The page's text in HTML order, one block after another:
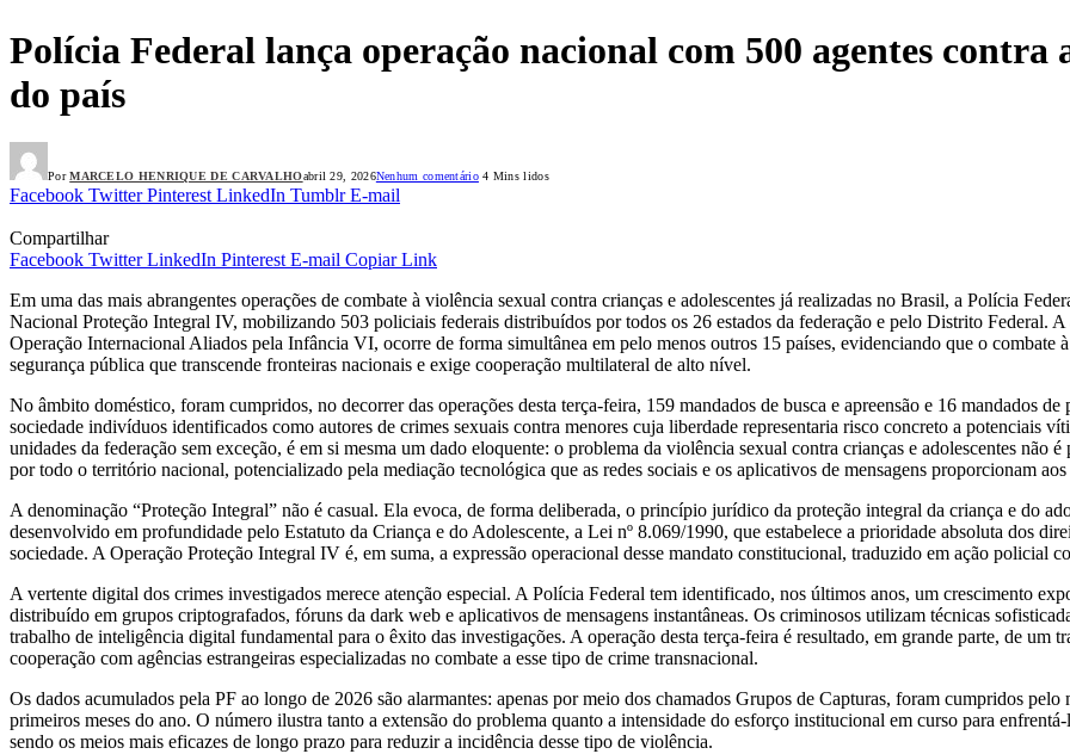
Polícia Federal lança operação nacional com 500 agentes contra
do país
Por MARCELO HENRIQUE DE CARVALHOabril 29, 2026Nenhum comentário4 Mins lidos
Facebook Twitter Pinterest LinkedIn Tumblr E-mail
Compartilhar
Facebook Twitter LinkedIn Pinterest E-mail Copiar Link
Em uma das mais abrangentes operações de combate à violência sexual contra crianças e adolescentes já realizadas no Brasil, a Polícia
Nacional Proteção Integral IV, mobilizando 503 policiais federais distribuídos por todos os 26 estados da federação e pelo Distrito Federal.
Operação Internacional Aliados pela Infância VI, ocorre de forma simultânea em pelo menos outros 15 países, evidenciando que o combate
segurança pública que transcende fronteiras nacionais e exige cooperação multilateral de alto nível.
No âmbito doméstico, foram cumpridos, no decorrer das operações desta terça-feira, 159 mandados de busca e apreensão e 16 mandados
sociedade indivíduos identificados como autores de crimes sexuais contra menores cuja liberdade representaria risco concreto a potenciais
unidades da federação sem exceção, é em si mesma um dado eloquente: o problema da violência sexual contra crianças e adolescentes não
por todo o território nacional, potencializado pela mediação tecnológica que as redes sociais e os aplicativos de mensagens proporcionam aos
A denominação “Proteção Integral” não é casual. Ela evoca, de forma deliberada, o princípio jurídico da proteção integral da criança e do
desenvolvido em profundidade pelo Estatuto da Criança e do Adolescente, a Lei nº 8.069/1990, que estabelece a prioridade absoluta dos
sociedade. A Operação Proteção Integral IV é, em suma, a expressão operacional desse mandato constitucional, traduzido em ação policial
A vertente digital dos crimes investigados merece atenção especial. A Polícia Federal tem identificado, nos últimos anos, um crescimento
distribuído em grupos criptografados, fóruns da dark web e aplicativos de mensagens instantâneas. Os criminosos utilizam técnicas
trabalho de inteligência digital fundamental para o êxito das investigações. A operação desta terça-feira é resultado, em grande parte, de um
cooperação com agências estrangeiras especializadas no combate a esse tipo de crime transnacional.
Os dados acumulados pela PF ao longo de 2026 são alarmantes: apenas por meio dos chamados Grupos de Capturas, foram cumpridos
primeiros meses do ano. O número ilustra tanto a extensão do problema quanto a intensidade do esforço institucional em curso para
sendo os meios mais eficazes de longo prazo para reduzir a incidência desse tipo de violência.